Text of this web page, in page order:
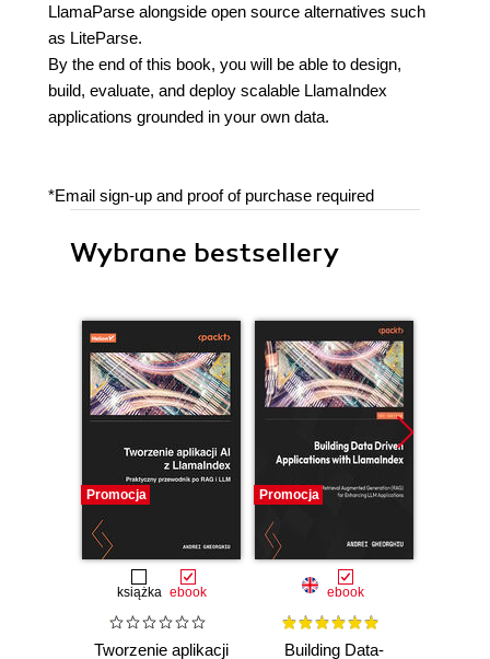
LlamaParse alongside open source alternatives such
as LiteParse.
By the end of this book, you will be able to design,
build, evaluate, and deploy scalable LlamaIndex
applications grounded in your own data.
*Email sign-up and proof of purchase required
Wybrane bestsellery
Promocja
książka ebook
Tworzenie aplikacji
Promocja
ebook
Building Data-